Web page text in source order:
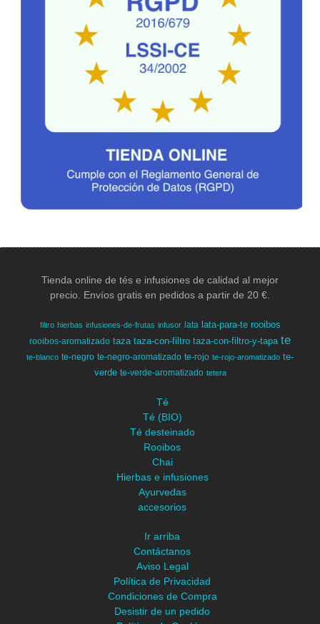
Tienda online de tés e infusiones de calidad al mejor
precio. Envíos gratis en pedidos a partir de 20 €.
filtro hierbas infusiones-de-frutas infusor lata lata-para-te rooibos
rooibos-aromatizado taza taza-con-filtro taza-con-filtro-y-tapa te
te-blanco te-negro te-negro-aromatizado te-rojo te-rojo-aromatizado te-
verde te-verde-aromatizado tetera
Té
Té (BIO)
Té desteinado
Rooibos
Chai
Hierbas e infusiones
Ayurvedas
accesorios
Ir arriba
Contáctanos
Aviso Legal
Política de Privacidad
Condiciones de Compra
Desistir de un pedido